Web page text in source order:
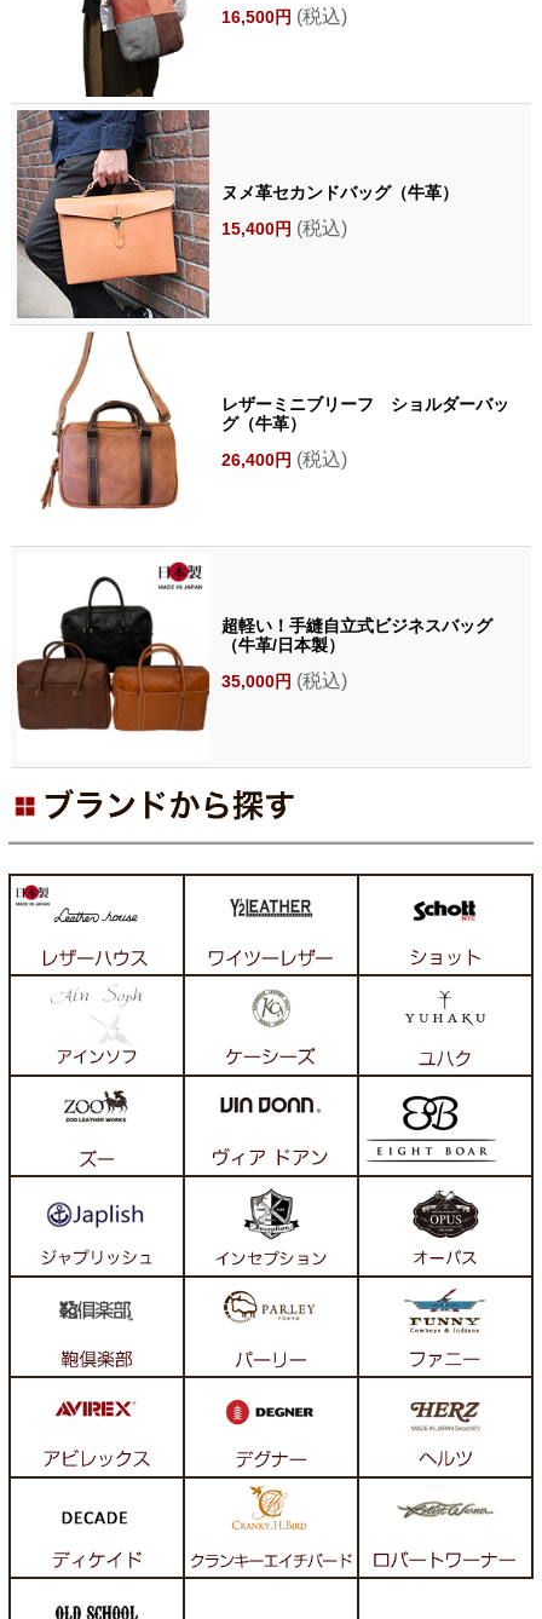
16,500円 (税込)
ヌメ革セカンドバッグ（牛革）
15,400円 (税込)
レザーミニブリーフ ショルダーバッ
グ（牛革）
26,400円 (税込)
超軽い！手縫自立式ビジネスバッグ
（牛革/日本製）
35,000円 (税込)